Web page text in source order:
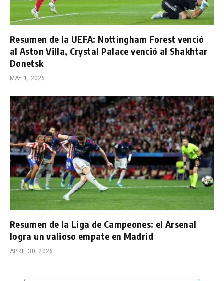
Resumen de la UEFA: Nottingham Forest venció
al Aston Villa, Crystal Palace venció al Shakhtar
Donetsk
MAY 1, 2026
Resumen de la Liga de Campeones: el Arsenal
logra un valioso empate en Madrid
APRIL 30, 2026